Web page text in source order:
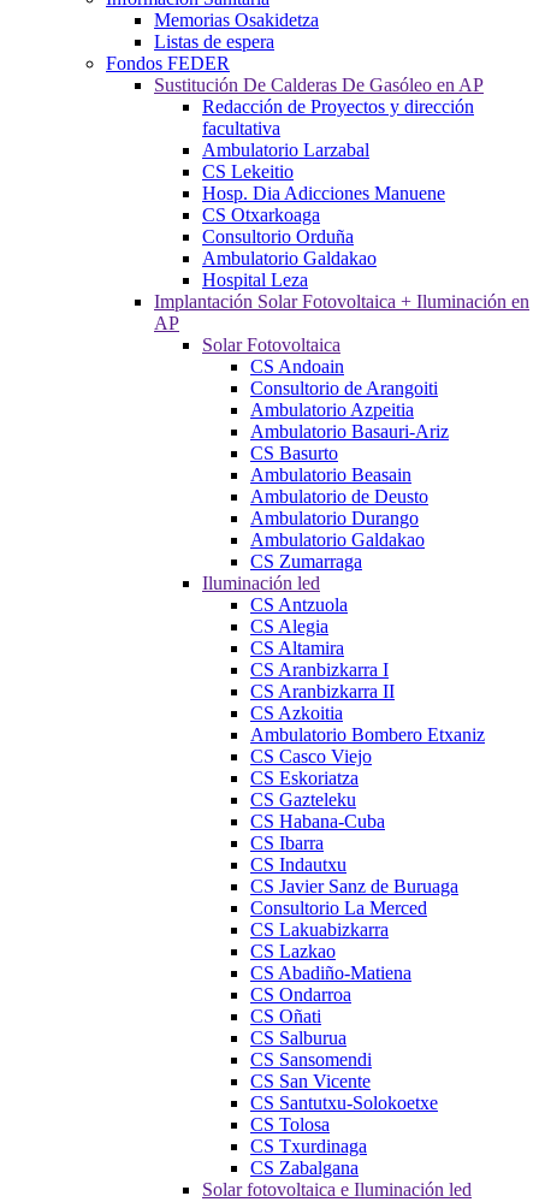
Memorias Osakidetza
Listas de espera
Fondos FEDER
Sustitución De Calderas De Gasóleo en AP
Redacción de Proyectos y dirección
facultativa
Ambulatorio Larzabal
CS Lekeitio
Hosp. Dia Adicciones Manuene
CS Otxarkoaga
Consultorio Orduña
Ambulatorio Galdakao
Hospital Leza
Implantación Solar Fotovoltaica + Iluminación en
AP
Solar Fotovoltaica
CS Andoain
Consultorio de Arangoiti
Ambulatorio Azpeitia
Ambulatorio Basauri-Ariz
CS Basurto
Ambulatorio Beasain
Ambulatorio de Deusto
Ambulatorio Durango
Ambulatorio Galdakao
CS Zumarraga
Iluminación led
CS Antzuola
CS Alegia
CS Altamira
CS Aranbizkarra I
CS Aranbizkarra II
CS Azkoitia
Ambulatorio Bombero Etxaniz
CS Casco Viejo
CS Eskoriatza
CS Gazteleku
CS Habana-Cuba
CS Ibarra
CS Indautxu
CS Javier Sanz de Buruaga
Consultorio La Merced
CS Lakuabizkarra
CS Lazkao
CS Abadiño-Matiena
CS Ondarroa
CS Oñati
CS Salburua
CS Sansomendi
CS San Vicente
CS Santutxu-Solokoetxe
CS Tolosa
CS Txurdinaga
CS Zabalgana
Solar fotovoltaica e Iluminación led